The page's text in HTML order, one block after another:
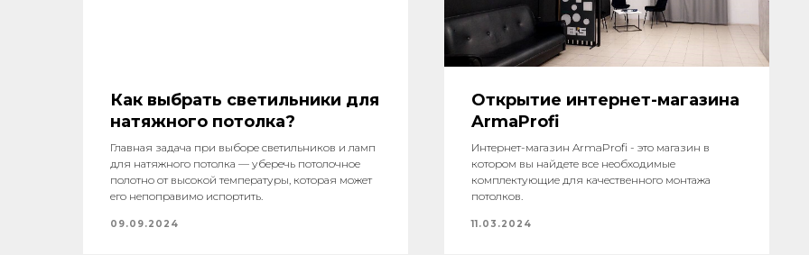
Как выбрать светильники для
натяжного потолка?
Главная задача при выборе светильников и ламп
для натяжного потолка — уберечь потолочное
полотно от высокой температуры, которая может
его непоправимо испортить.
09.09.2024
Открытие интернет-магазина
ArmaProfi
Интернет-магазин ArmaProfi - это магазин в
котором вы найдете все необходимые
комплектующие для качественного монтажа
потолков.
11.03.2024